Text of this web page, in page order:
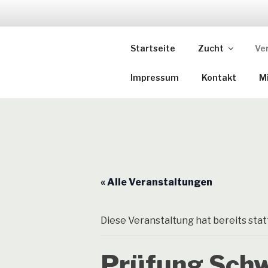
DTK
Startseite Zucht
Impressum Kontakt
« Alle Veranstaltungen
Diese Veranstaltung hat bereits